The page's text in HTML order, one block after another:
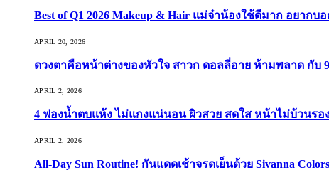
Best of Q1 2026 Makeup & Hair แม่จ๋าน้องใช้ดีมาก อยากบ
APRIL 20, 2026
ดวงตาคือหน้าต่างของหัวใจ สาวก ดอลลี่อาย ห้ามพลาด กับ
APRIL 2, 2026
4 ฟองน้ำตบแห้ง ไม่แกงแน่นอน ผิวสวย สดใส หน้าไม่บ้วนรอ
APRIL 2, 2026
All-Day Sun Routine! กันแดดเช้าจรดเย็นด้วย Sivanna